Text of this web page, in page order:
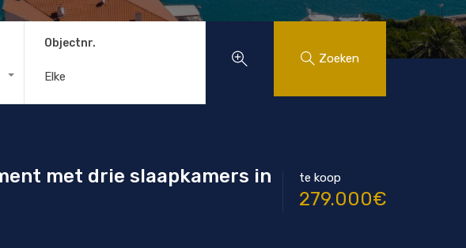
Objectnr.
Zoeken
met drie slaapkamers in
te koop
279.000€